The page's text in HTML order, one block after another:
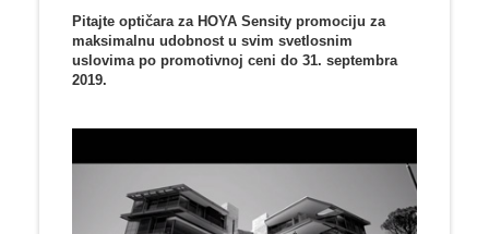
Pitajte optičara za HOYA Sensity promociju za
maksimalnu udobnost u svim svetlosnim
uslovima po promotivnoj ceni do 31. septembra
2019.